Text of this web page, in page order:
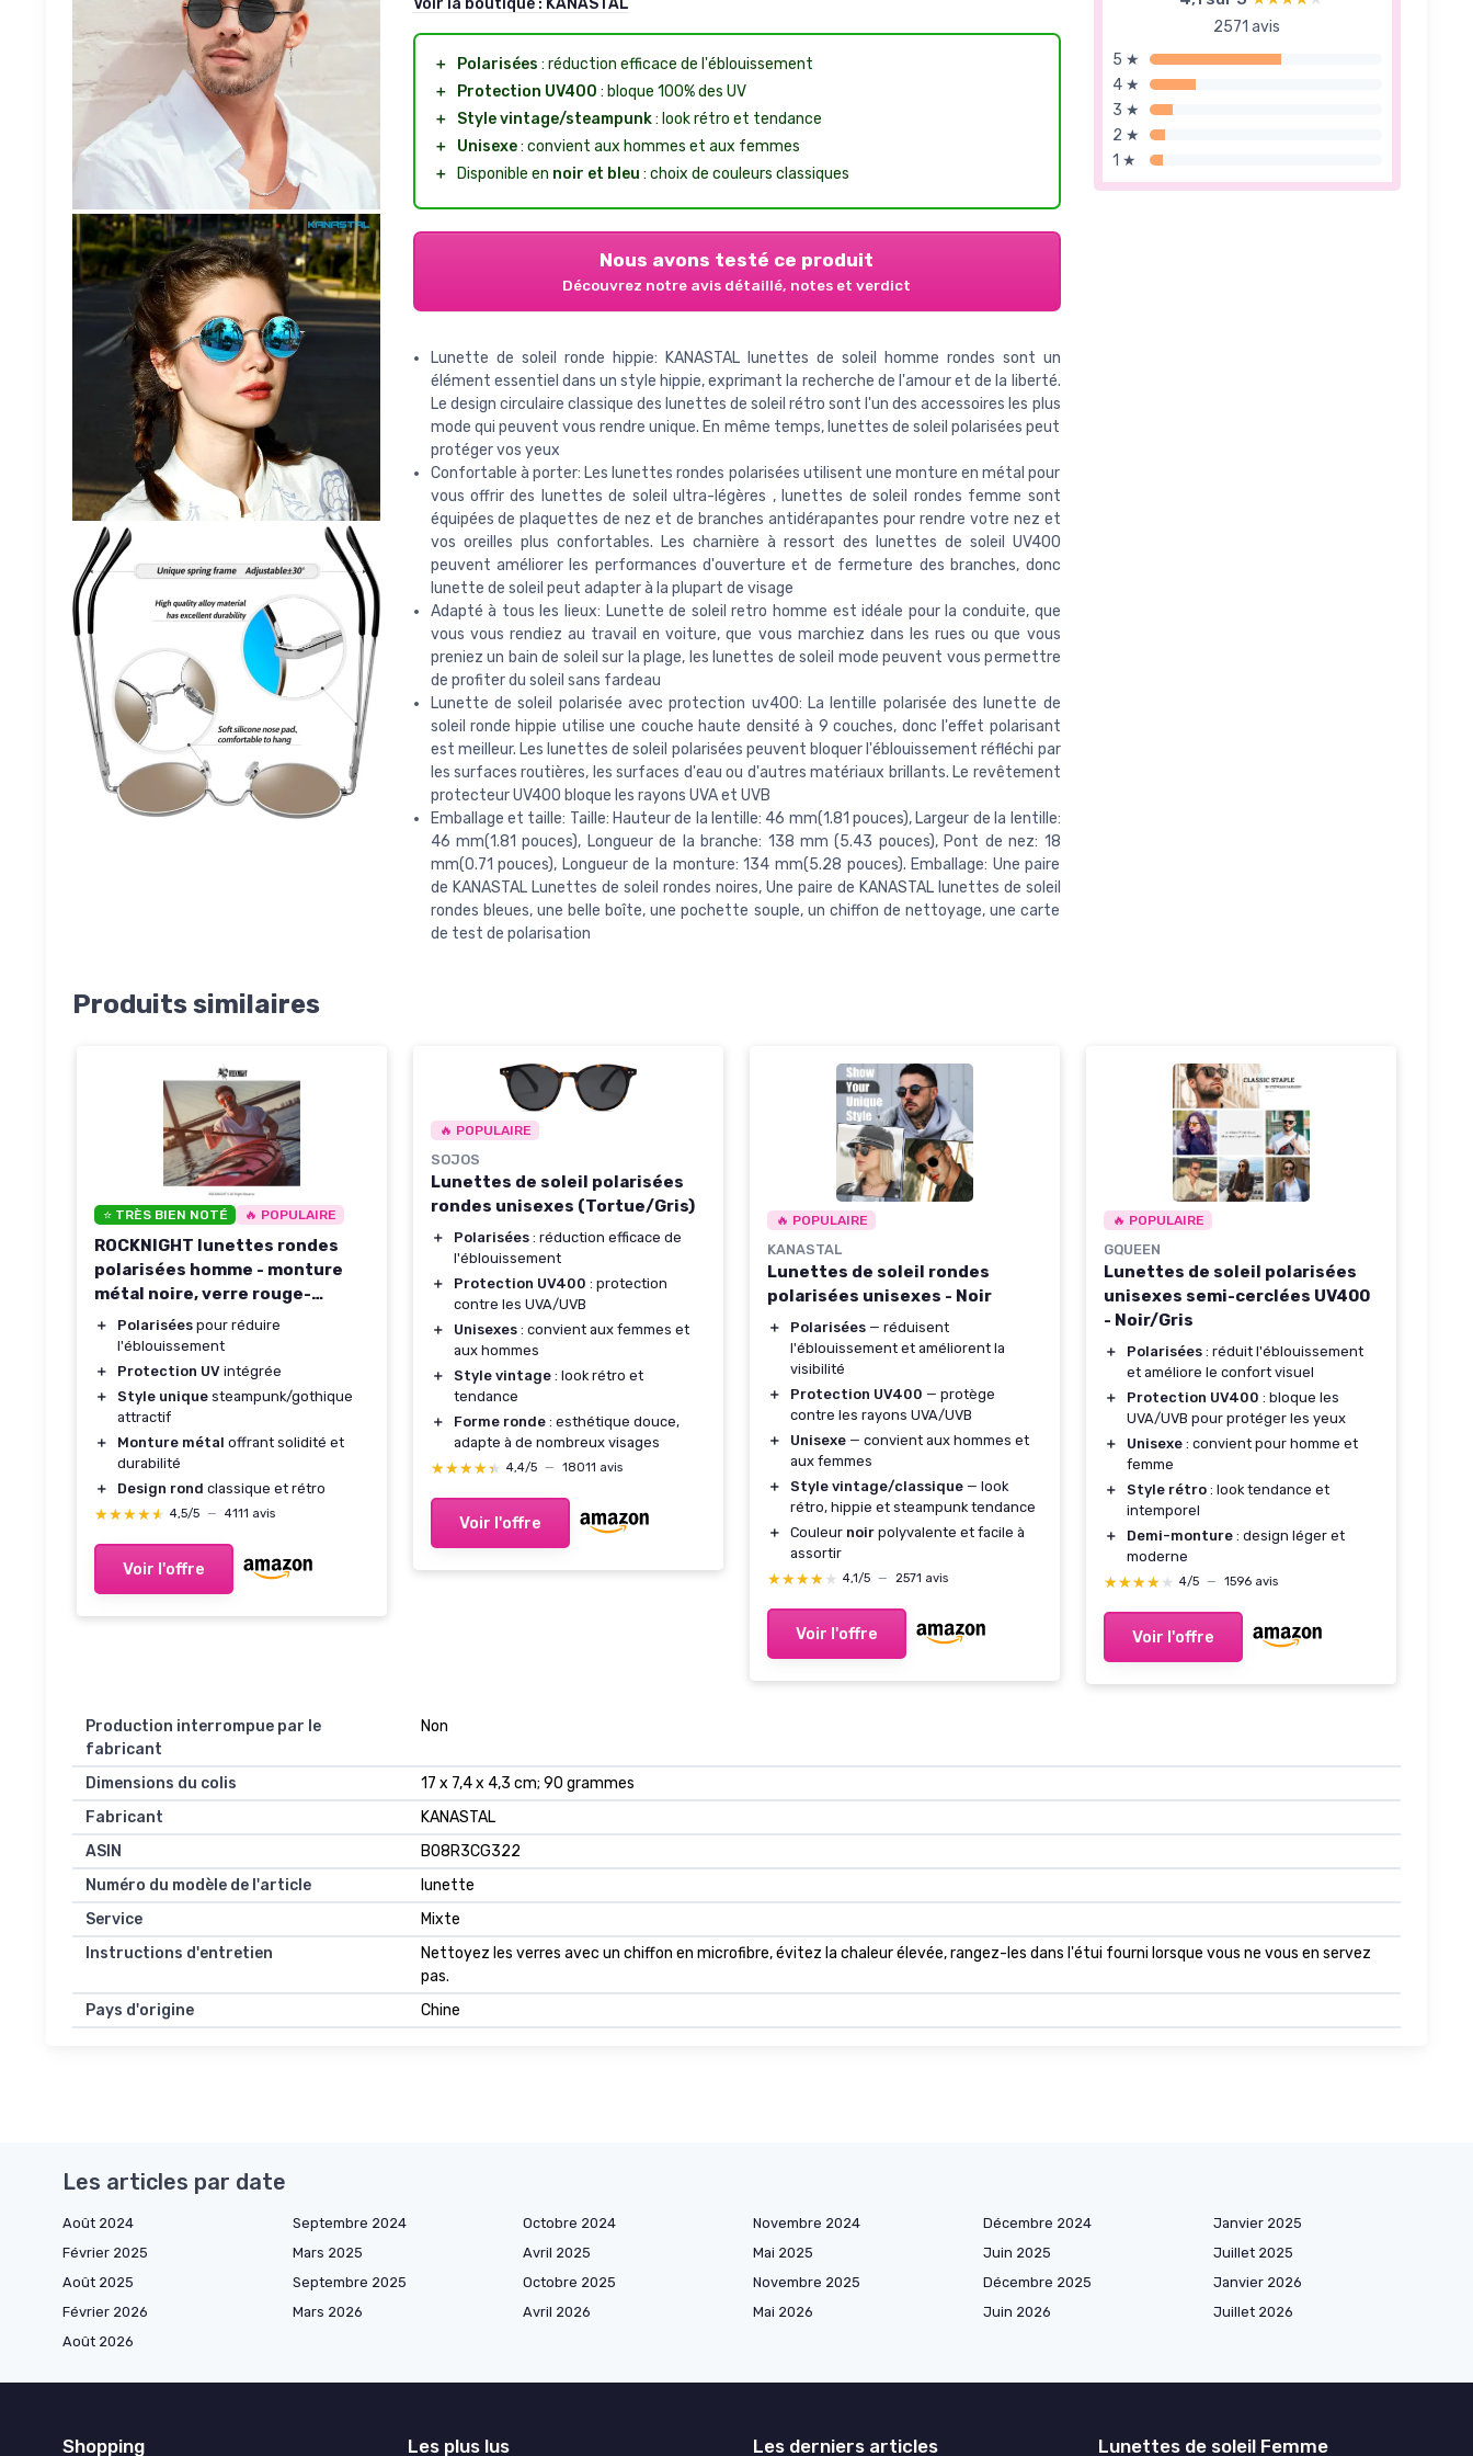
2571 avis
5 ★
4 ★
3 ★
2 ★
1 ★
Voir la boutique : KANASTAL
＋ Polarisées : réduction efficace de l'éblouissement
＋
Protection UV400 : bloque 100% des UV
＋
Style vintage/steampunk: look rétro et tendance
＋
Unisexe: convient aux hommes et aux femmes
＋
Disponible en noir et bleu : choix de couleurs classiques
Nous avons testé ce produit
Découvrez notre avis détaillé, notes et verdict
Lunette de soleil ronde hippie: KANASTAL lunettes de soleil homme rondes sont un
élément essentiel dans un style hippie, exprimant la recherche de l'amour et de la liberté.
Le design circulaire classique des lunettes de soleil rétro sont l'un des accessoires les plus
mode qui peuvent vous rendre unique. En même temps, lunettes de soleil polarisées peut
protéger vos yeux
Confortable à porter: Les lunettes rondes polarisées utilisent une monture en métal pour
vous offrir des lunettes de soleil ultra-légères , lunettes de soleil rondes femme sont
équipées de plaquettes de nez et de branches antidérapantes pour rendre votre nez et
vos oreilles plus confortables. Les charnière à ressort des lunettes de soleil UV400
peuvent améliorer les performances d'ouverture et de fermeture des branches, donc
lunette de soleil peut adapter à la plupart de visage
Adapté à tous les lieux: Lunette de soleil retro homme est idéale pour la conduite, que
vous vous rendiez au travail en voiture, que vous marchiez dans les rues ou que vous
preniez un bain de soleil sur la plage, les lunettes de soleil mode peuvent vous permettre
de profiter du soleil sans fardeau
Lunette de soleil polarisée avec protection uv400: La lentille polarisée des lunette de
soleil ronde hippie utilise une couche haute densité à 9 couches, donc l'effet polarisant
est meilleur. Les lunettes de soleil polarisées peuvent bloquer l'éblouissement réfléchi par
les surfaces routières, les surfaces d'eau ou d'autres matériaux brillants. Le revêtement
protecteur UV400 bloque les rayons UVA et UVB
Emballage et taille: Taille: Hauteur de la lentille: 46 mm(1.81 pouces), Largeur de la lentille:
46 mm(1.81 pouces), Longueur de la branche: 138 mm (5.43 pouces), Pont de nez: 18
mm(0.71 pouces), Longueur de la monture: 134 mm(5.28 pouces). Emballage: Une paire
de KANASTAL Lunettes de soleil rondes noires, Une paire de KANASTAL lunettes de soleil
rondes bleues, une belle boîte, une pochette souple, un chiffon de nettoyage, une carte
de test de polarisation
Produits similaires
⭐ TRÈS BIEN NOTÉ 🔥 POPULAIRE
ROCKNIGHT lunettes rondes
polarisées homme - monture
métal noire, verre rouge-
orange
＋ Polarisées pour réduire
l'éblouissement
＋
Protection UV intégrée
＋
Style unique steampunk/gothique
attractif
＋
Monture métal offrant solidité et
durabilité
＋
Design rond classique et rétro
★★★★★
★★★★★ 4,5/5 — 4111 avis
Voir l'offre
🔥 POPULAIRE
SOJOS
Lunettes de soleil polarisées
rondes unisexes (Tortue/Gris)
＋ Polarisées : réduction efficace de
l'éblouissement
＋
Protection UV400 : protection
contre les UVA/UVB
＋
Unisexes : convient aux femmes et
aux hommes
＋
Style vintage : look rétro et
tendance
＋
Forme ronde : esthétique douce,
adapte à de nombreux visages
★★★★★
★★★★★ 4,4/5 — 18011 avis
Voir l'offre
🔥 POPULAIRE
KANASTAL
Lunettes de soleil rondes
polarisées unisexes - Noir
＋ Polarisées — réduisent
l'éblouissement et améliorent la
visibilité
＋
Protection UV400 — protège
contre les rayons UVA/UVB
＋
Unisexe — convient aux hommes et
aux femmes
＋
Style vintage/classique — look
rétro, hippie et steampunk tendance
＋
Couleur noir polyvalente et facile à
assortir
★★★★★
★★★★★ 4,1/5 — 2571 avis
Voir l'offre
🔥 POPULAIRE
GQUEEN
Lunettes de soleil polarisées
unisexes semi-cerclées UV400
- Noir/Gris
＋ Polarisées : réduit l'éblouissement
et améliore le confort visuel
＋
Protection UV400 : bloque les
UVA/UVB pour protéger les yeux
＋
Unisexe : convient pour homme et
femme
＋
Style rétro : look tendance et
intemporel
＋
Demi-monture : design léger et
moderne
★★★★★
★★★★★ 4/5 — 1596 avis
Voir l'offre
Production interrompue par le
fabricant
Non
Dimensions du colis
17 x 7,4 x 4,3 cm; 90 grammes
Fabricant
KANASTAL
ASIN
B08R3CG322
Numéro du modèle de l'article
lunette
Service
Mixte
Instructions d'entretien
Nettoyez les verres avec un chiffon en microfibre, évitez la chaleur élevée, rangez-les dans l'étui fourni lorsque vous ne vous en servez
pas.
Pays d'origine
Chine
Les articles par date
Août 2024 Septembre 2024 Octobre 2024 Novembre 2024 Décembre 2024
Janvier 2025
Février 2025
Mars 2025 Avril 2025 Mai 2025 Juin 2025
Juillet 2025
Août 2025
Septembre 2025 Octobre 2025 Novembre 2025 Décembre 2025
Janvier 2026
Février 2026
Mars 2026 Avril 2026 Mai 2026 Juin 2026
Juillet 2026
Août 2026
Shopping Les plus lus Les derniers articles Lunettes de soleil Femme